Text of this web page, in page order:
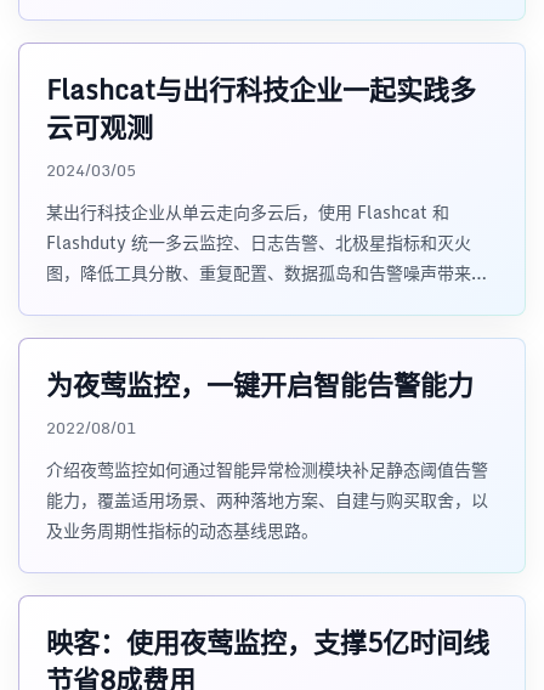
Flashcat与出行科技企业一起实践多
云可观测
2024/03/05
某出行科技企业从单云走向多云后，使用 Flashcat 和
Flashduty 统一多云监控、日志告警、北极星指标和灭火
图，降低工具分散、重复配置、数据孤岛和告警噪声带来的
为夜莺监控，一键开启智能告警能力
2022/08/01
介绍夜莺监控如何通过智能异常检测模块补足静态阈值告警
能力，覆盖适用场景、两种落地方案、自建与购买取舍，以
及业务周期性指标的动态基线思路。
映客：使用夜莺监控，支撑5亿时间线
节省8成费用